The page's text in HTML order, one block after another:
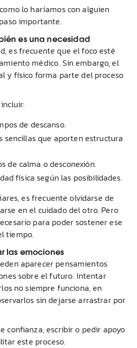
lo haríamos con alguien
importante.
es una necesidad
es frecuente que el foco esté
médico. Sin embargo, el
y físico forma parte del proceso
de descanso.
sencillas que aporten estructura
de calma o desconexión.
física según las posibilidades.
es frecuente olvidarse de
en el cuidado del otro. Pero
para poder sostener ese
tiempo.
las emociones
aparecer pensamientos
sobre el futuro. Intentar
no siempre funciona, en
sin dejarse arrastrar por
confianza, escribir o pedir apoyo
este proceso.